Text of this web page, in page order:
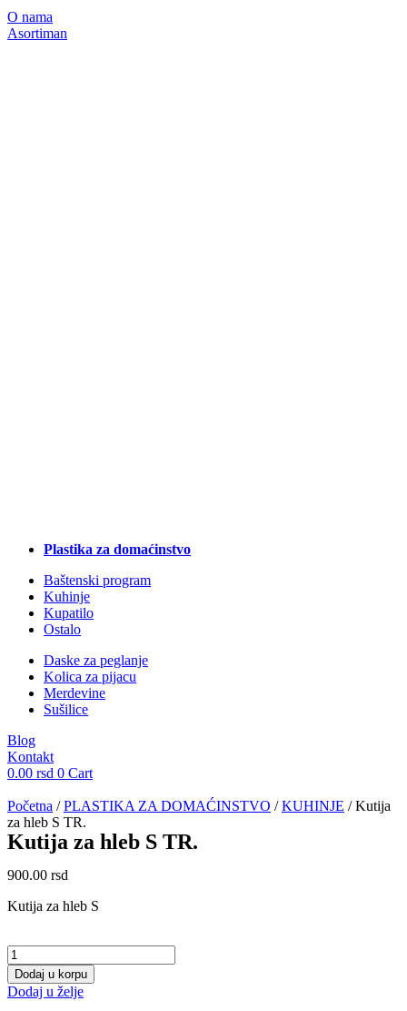
O nama
Asortiman
Plastika za domaćinstvo
Baštenski program
Kuhinje
Kupatilo
Ostalo
Daske za peglanje
Kolica za pijacu
Merdevine
Sušilice
Blog
Kontakt
0.00 rsd 0 Cart
Početna /PLASTIKA ZA DOMAĆINSTVO /KUHINJE / Kutija
za hleb S TR.
Kutija za hleb S TR.
900.00 rsd
Kutija za hleb S
Kutija
za
hleb
S
Dodaj u korpu
Dodaj u želje